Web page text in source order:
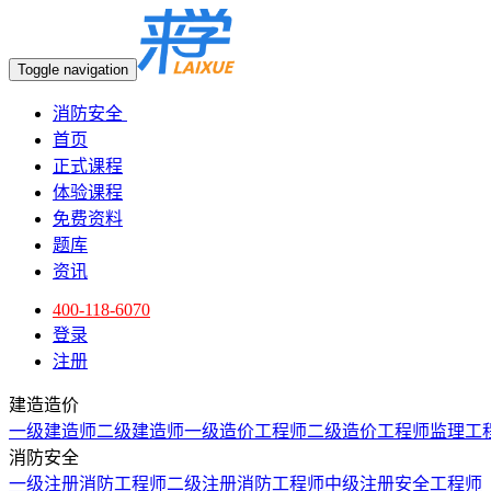
Toggle navigation
消防安全
首页
正式课程
体验课程
免费资料
题库
资讯
400-118-6070
登录
注册
建造造价
一级建造师二级建造师一级造价工程师二级造价工程师监理工
消防安全
一级注册消防工程师二级注册消防工程师中级注册安全工程师